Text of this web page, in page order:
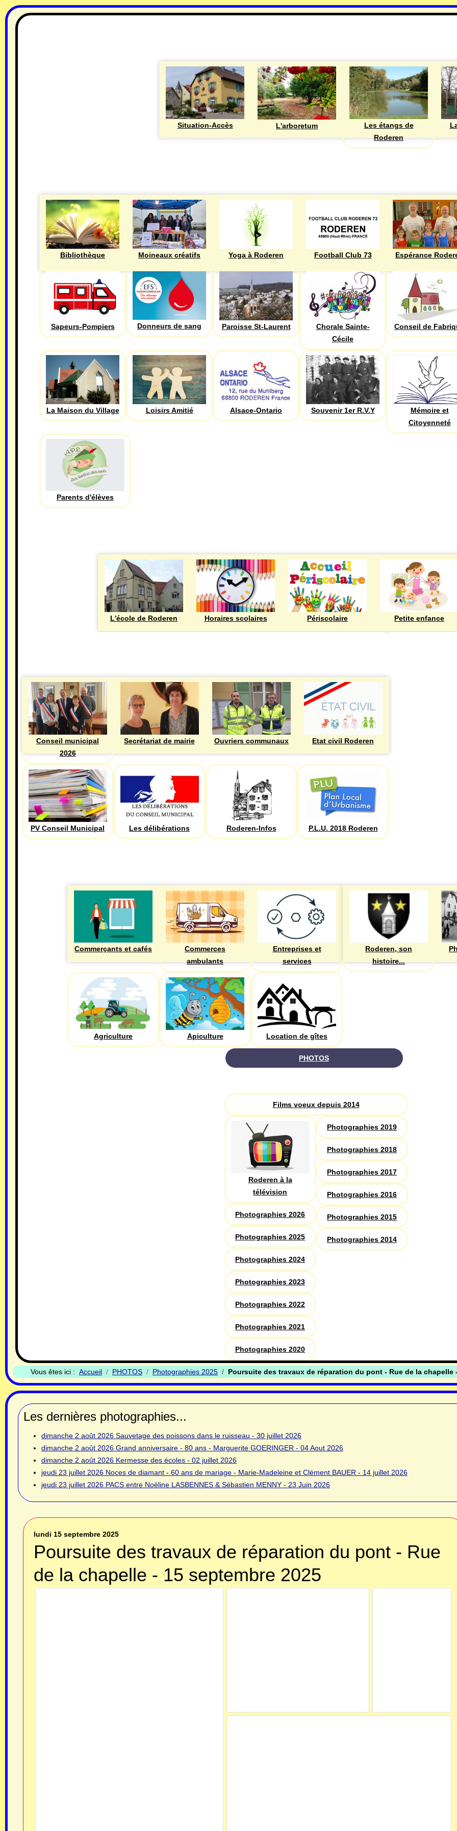
Situation-Accès L'arboretum
Les étangs de
Roderen
Bibliothèque Moineaux créatifs Yoga à Roderen Football Club 73 Espérance
Sapeurs-Pompiers Donneurs de sang Paroisse St-Laurent
Chorale Sainte-
Cécile
Conseil de
La Maison du Village Loisirs Amitié Alsace-Ontario Souvenir 1er R.V.Y
Mémoire et
Citoyenneté
Parents d'élèves
L'école de Roderen Horaires scolaires Périscolaire Petite enfance
Conseil municipal
2026
Secrétariat de mairie Ouvriers communaux Etat civil Roderen
PV Conseil Municipal Les délibérations Roderen-Infos P.L.U. 2018 Roderen
Commerçants et cafés
Commerces
ambulants
Entreprises et
services
Agriculture Apiculture Location de gîtes
Roderen, son
histoire...
PHOTOS
Films voeux depuis 2014
Roderen à la
télévision
Photographies 2026
Photographies 2025
Photographies 2024
Photographies 2023
Photographies 2022
Photographies 2021
Photographies 2020
Photographies 2019
Photographies 2018
Photographies 2017
Photographies 2016
Photographies 2015
Photographies 2014
Vous êtes ici : Accueil PHOTOS Photographies 2025 Poursuite des travaux de réparation du pont - Rue de la chapelle
Les dernières photographies...
dimanche 2 août 2026 Sauvetage des poissons dans le ruisseau - 30 juillet 2026
dimanche 2 août 2026 Grand anniversaire - 80 ans - Marguerite GOERINGER - 04 Aout 2026
dimanche 2 août 2026 Kermesse des écoles - 02 juillet 2026
jeudi 23 juillet 2026 Noces de diamant - 60 ans de mariage - Marie-Madeleine et Clément BAUER - 14 juillet 2026
jeudi 23 juillet 2026 PACS entre Noëline LASBENNES & Sébastien MENNY - 23 Juin 2026
lundi 15 septembre 2025
Poursuite des travaux de réparation du pont - Rue
de la chapelle - 15 septembre 2025